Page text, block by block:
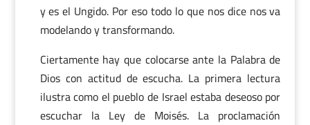
y es el Ungido. Por eso todo lo que nos dice nos va
modelando y transformando.
Ciertamente hay que colocarse ante la Palabra de
Dios con actitud de escucha. La primera lectura
ilustra como el pueblo de Israel estaba deseoso por
escuchar la Ley de Moisés. La proclamación